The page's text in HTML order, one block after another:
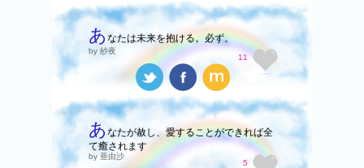
あ なたは未来を抱ける。必ず。
by 紗夜
11
あ なたが赦し、愛することができれば全
て癒されます
by 亜由沙
5